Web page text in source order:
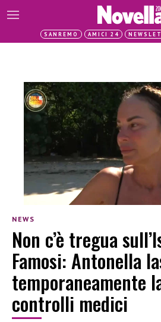
SANREMO AMICI 24
NEWS
Non c’è tregua
Famosi: Antonella
temporaneamente
controlli medici